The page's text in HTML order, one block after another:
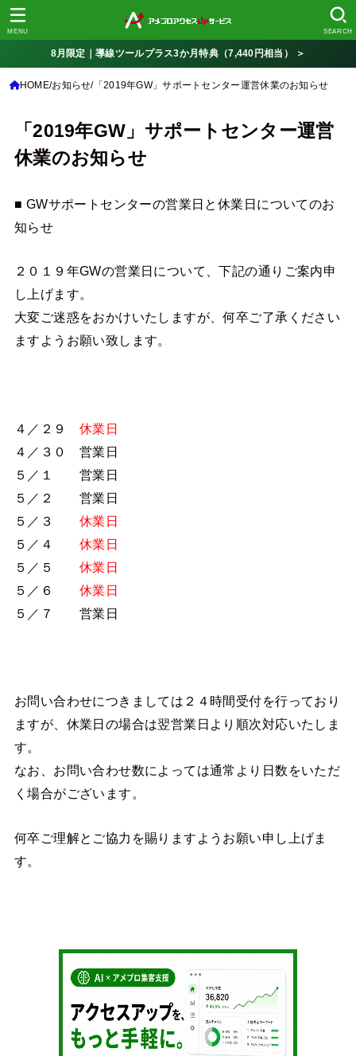
SEARCH
MENU
8月限定｜導線ツールプラス3か月特典（7,440円相当） ＞
HOME お知らせ 「2019年GW」サポートセンター運営休業のお知らせ
「2019年GW」サポートセンター運営
休業のお知らせ
■ GWサポートセンターの営業日と休業日についてのお
知らせ
２０１９年GWの営業日について、下記の通りご案内申
し上げます。
大変ご迷惑をおかけいたしますが、何卒ご了承ください
ますようお願い致します。
４／２９ 休業日
４／３０ 営業日
５／１ 営業日
５／２ 営業日
５／３ 休業日
５／４ 休業日
５／５ 休業日
５／６ 休業日
５／７ 営業日
お問い合わせにつきましては２４時間受付を行っており
ますが、休業日の場合は翌営業日より順次対応いたしま
す。
なお、お問い合わせ数によっては通常より日数をいただ
く場合がございます。
何卒ご理解とご協力を賜りますようお願い申し上げま
す。